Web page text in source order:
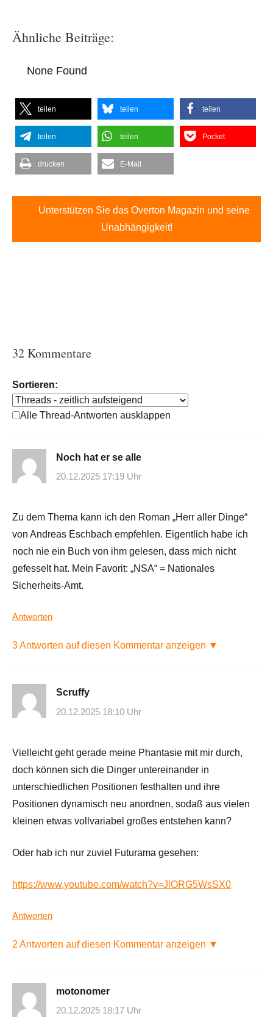
Ähnliche Beiträge:
None Found
teilen teilen teilen
teilen teilen Pocket
drucken E-Mail
Unterstützen Sie das Overton Magazin und seine
Unabhängigkeit!
32 Kommentare
Sortieren:
Alle Thread-Antworten ausklappen
Noch hat er se alle
20.12.2025 17:19 Uhr
Zu dem Thema kann ich den Roman „Herr aller Dinge“
von Andreas Eschbach empfehlen. Eigentlich habe ich
noch nie ein Buch von ihm gelesen, dass mich nicht
gefesselt hat. Mein Favorit: „NSA“ = Nationales
Sicherheits-Amt.
Antworten
3 Antworten auf diesen Kommentar anzeigen ▼
Scruffy
20.12.2025 18:10 Uhr
Vielleicht geht gerade meine Phantasie mit mir durch,
doch können sich die Dinger untereinander in
unterschiedlichen Positionen festhalten und ihre
Positionen dynamisch neu anordnen, sodaß aus vielen
kleinen etwas vollvariabel großes entstehen kann?
Oder hab ich nur zuviel Futurama gesehen:
https://www.youtube.com/watch?v=JlORG5WsSX0
Antworten
2 Antworten auf diesen Kommentar anzeigen ▼
motonomer
20.12.2025 18:17 Uhr